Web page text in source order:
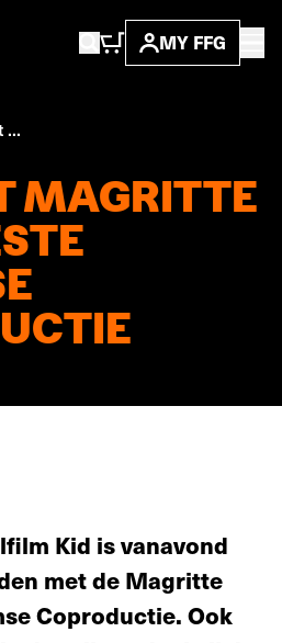
MY FFG
...
MAGRITTE
Kid is vanavond
met de Magritte
Coproductie. Ook